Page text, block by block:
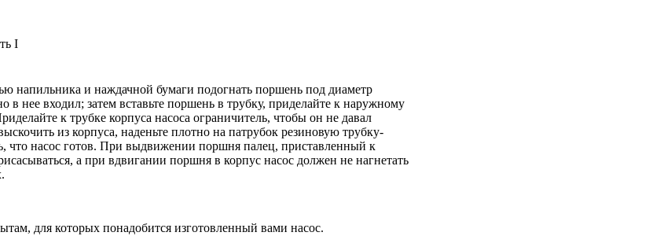
I
напильника и наждачной бумаги подогнать поршень под диаметр
в нее входил; затем вставьте поршень в трубку, приделайте к наружному
к трубке корпуса насоса ограничитель, чтобы он не давал
из корпуса, наденьте плотно на патрубок резиновую трубку-
что насос готов. При выдвижении поршня палец, приставленный к
а при вдвигании поршня в корпус насос должен не нагнетать
для которых понадобится изготовленный вами насос.